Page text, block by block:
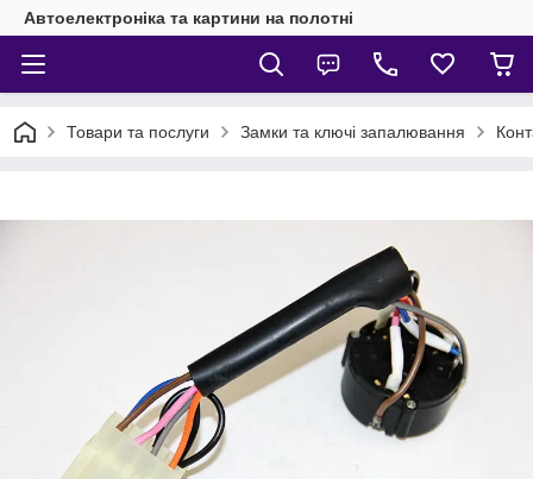
Автоелектроніка та картини на полотні
Товари та послуги Замки та ключі запалювання